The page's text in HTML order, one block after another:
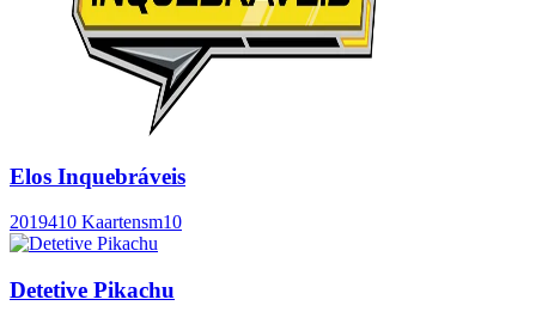
Elos Inquebráveis
2019410 Kaartensm10
Detetive Pikachu